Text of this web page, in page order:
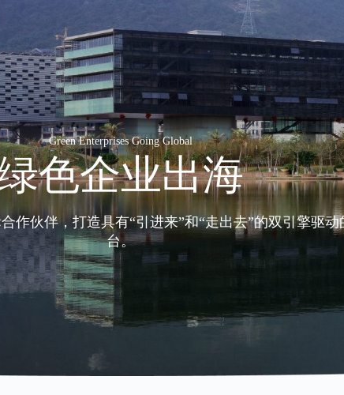
Green Enterprises Going Global
色企业出海
作伙伴，打造具有“引进来”和“走出去”的双引擎驱
台。